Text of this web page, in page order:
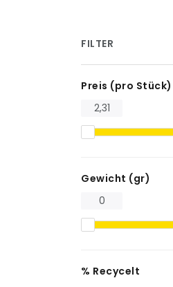
FILTER
Preis (pro Stück)
Gewicht (gr)
% Recycelt